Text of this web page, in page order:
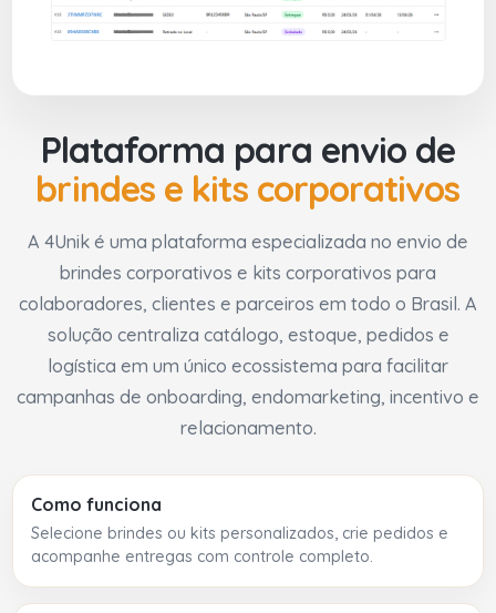
Plataforma para envio de
brindes e kits corporativos
A 4Unik é uma plataforma especializada no envio de
brindes corporativos e kits corporativos para
colaboradores, clientes e parceiros em todo o Brasil. A
solução centraliza catálogo, estoque, pedidos e
logística em um único ecossistema para facilitar
campanhas de onboarding, endomarketing, incentivo e
relacionamento.
Como funciona
Selecione brindes ou kits personalizados, crie pedidos e
acompanhe entregas com controle completo.